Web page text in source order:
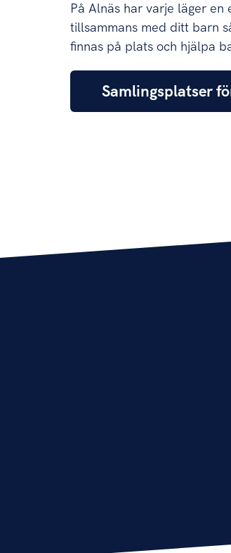
På Alnäs har varje läger
tillsammans med ditt barn
finnas på plats och hjälpa
Samlingsplatser